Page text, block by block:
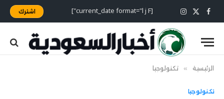
فيسبوك
X
(Twitter)
الانستغرام [current_date format="l j F"] اشترك
الرئيسية » تكنولوجيا
تكنولوجيا